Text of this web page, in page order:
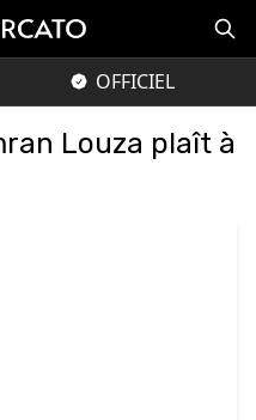
OFFICIEL
Louza plaît à